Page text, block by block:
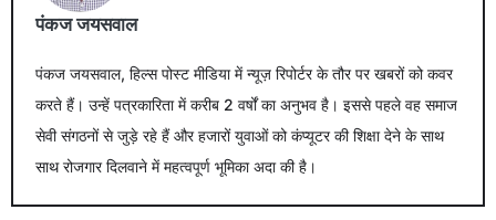
पंकज जयसवाल
पंकज जयसवाल, हिल्स पोस्ट मीडिया में न्यूज़ रिपोर्टर के तौर पर खबरों को कवर
करते हैं। उन्हें पत्रकारिता में करीब 2 वर्षों का अनुभव है। इससे पहले वह समाज
सेवी संगठनों से जुड़े रहे हैं और हजारों युवाओं को कंप्यूटर की शिक्षा देने के साथ
साथ रोजगार दिलवाने में महत्वपूर्ण भूमिका अदा की है।